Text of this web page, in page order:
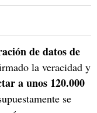
de datos de
la veracidad y
a unos 120.000
se